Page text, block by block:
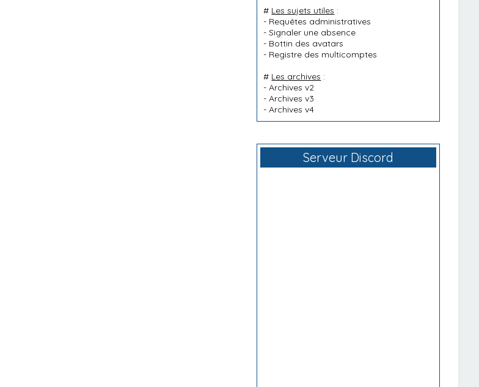
# Les sujets utiles :
- Requêtes administratives
-Signaler une absence
- Bottin des avatars
- Registre des multicomptes
# Les archives :
-Archives v2
-Archives v3
-Archives v4
Serveur Discord